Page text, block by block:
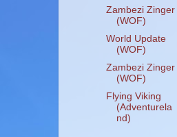
Zambezi Zinger
(WOF)
World Update
(WOF)
Zambezi Zinger
(WOF)
Flying Viking
(Adventurela
nd)